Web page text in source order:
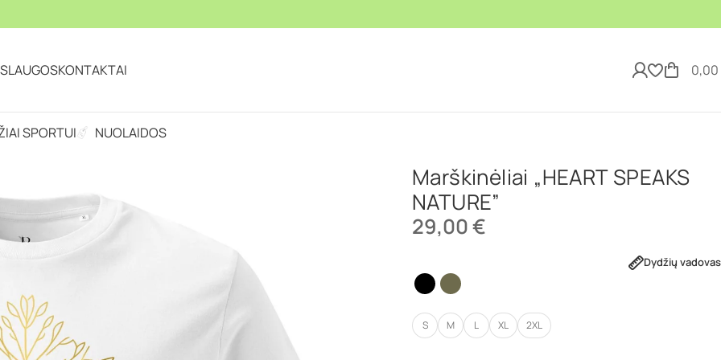
KONTAKTAI 0,00
SPORTUI NUOLAIDOS
NATURE”
Marškinėliai „HEART SPEAKS
NATURE”
29,00€
Dydžių vadovas
S M L XL 2XL